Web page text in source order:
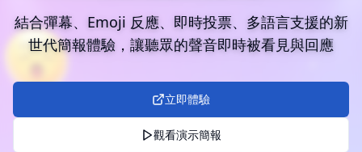
結合彈幕、Emoji 反應、即時投票、多語言支援的新
世代簡報體驗，讓聽眾的聲音即時被看見與回應
立即體驗
觀看演示簡報